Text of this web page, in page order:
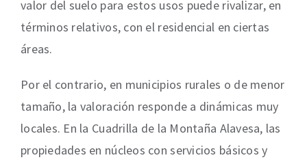
valor del suelo para estos usos puede rivalizar, en
términos relativos, con el residencial en ciertas
áreas.
Por el contrario, en municipios rurales o de menor
tamaño, la valoración responde a dinámicas muy
locales. En la Cuadrilla de la Montaña Alavesa, las
propiedades en núcleos con servicios básicos y